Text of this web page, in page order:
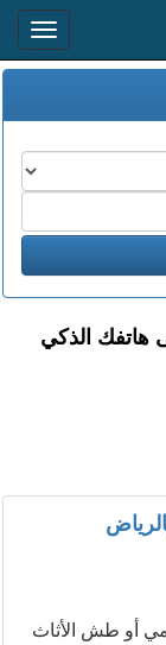
هاتفك الذكي
أو طش الأثاث